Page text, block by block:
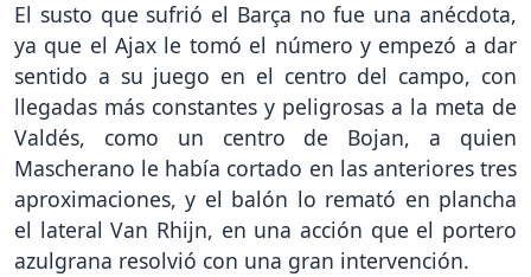
El susto que sufrió el Barça no fue una anécdota,
ya que el Ajax le tomó el número y empezó a dar
sentido a su juego en el centro del campo, con
llegadas más constantes y peligrosas a la meta de
Valdés, como un centro de Bojan, a quien
Mascherano le había cortado en las anteriores tres
aproximaciones, y el balón lo remató en plancha
el lateral Van Rhijn, en una acción que el portero
azulgrana resolvió con una gran intervención.